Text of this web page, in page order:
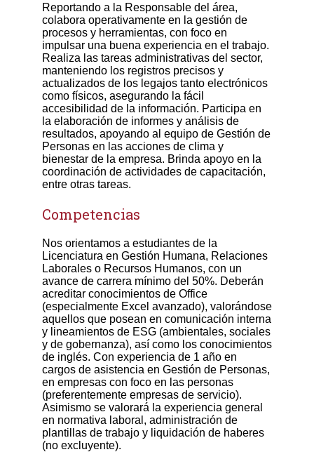
Reportando a la Responsable del área,
colabora operativamente en la gestión de
procesos y herramientas, con foco en
impulsar una buena experiencia en el trabajo.
Realiza las tareas administrativas del sector,
manteniendo los registros precisos y
actualizados de los legajos tanto electrónicos
como físicos, asegurando la fácil
accesibilidad de la información. Participa en
la elaboración de informes y análisis de
resultados, apoyando al equipo de Gestión de
Personas en las acciones de clima y
bienestar de la empresa. Brinda apoyo en la
coordinación de actividades de capacitación,
entre otras tareas.
Competencias
Nos orientamos a estudiantes de la
Licenciatura en Gestión Humana, Relaciones
Laborales o Recursos Humanos, con un
avance de carrera mínimo del 50%. Deberán
acreditar conocimientos de Office
(especialmente Excel avanzado), valorándose
aquellos que posean en comunicación interna
y lineamientos de ESG (ambientales, sociales
y de gobernanza), así como los conocimientos
de inglés. Con experiencia de 1 año en
cargos de asistencia en Gestión de Personas,
en empresas con foco en las personas
(preferentemente empresas de servicio).
Asimismo se valorará la experiencia general
en normativa laboral, administración de
plantillas de trabajo y liquidación de haberes
(no excluyente).